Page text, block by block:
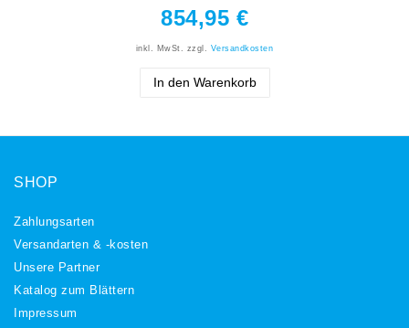
854,95 €
inkl. MwSt. zzgl. Versandkosten
In den Warenkorb
SHOP
Zahlungsarten
Versandarten & -kosten
Unsere Partner
Katalog zum Blättern
Impressum